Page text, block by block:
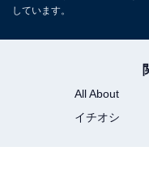
しています。
All About
イチオシ